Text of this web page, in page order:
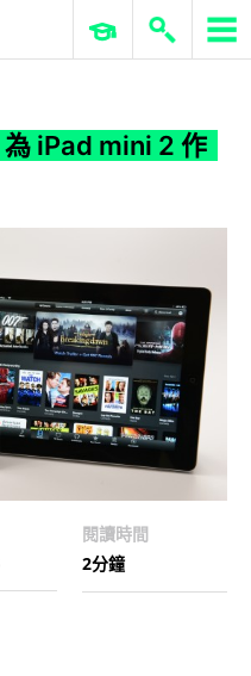
為 iPad mini 2 作準備
ERP 與商業 AI
iPad mini 2 作
閱讀時間
2分鐘